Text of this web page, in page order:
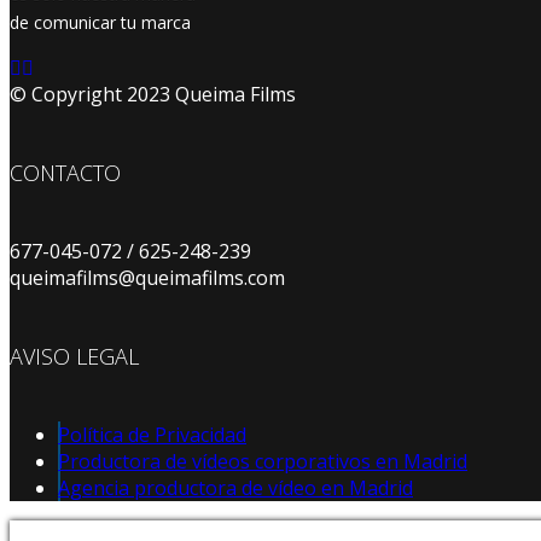
de comunicar tu marca
© Copyright 2023 Queima Films
CONTACTO
677-045-072 / 625-248-239
queimafilms@queimafilms.com
AVISO LEGAL
Política de Privacidad
Productora de vídeos corporativos en Madrid
Agencia productora de vídeo en Madrid